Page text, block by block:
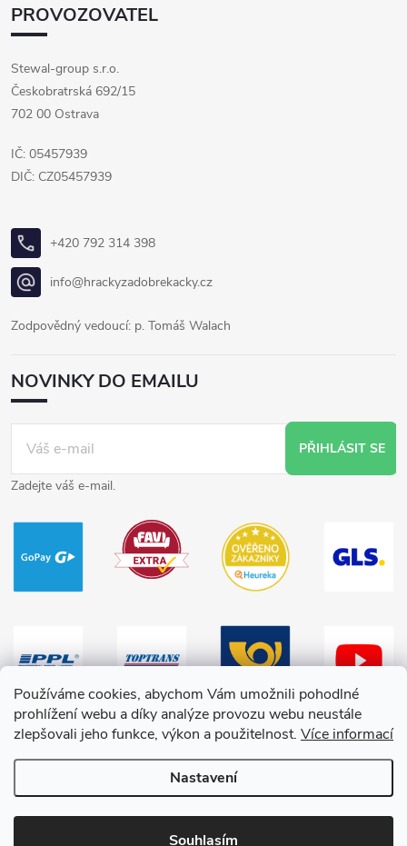
Používáme cookies, abychom Vám umožnili pohodlné
prohlížení webu a díky analýze provozu webu neustále
zlepšovali jeho funkce, výkon a použitelnost. Více informací
Nastavení
Souhlasím
PROVOZOVATEL
Stewal-group s.r.o.
Českobratrská 692/15
702 00 Ostrava
IČ: 05457939
DIČ: CZ05457939
+420 792 314 398
info@hrackyzadobrekacky.cz
Zodpovědný vedoucí: p. Tomáš Walach
NOVINKY DO EMAILU
PŘIHLÁSIT SE
Zadejte váš e-mail.